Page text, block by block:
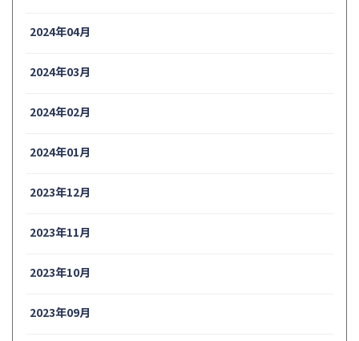
2024年04月
2024年03月
2024年02月
2024年01月
2023年12月
2023年11月
2023年10月
2023年09月